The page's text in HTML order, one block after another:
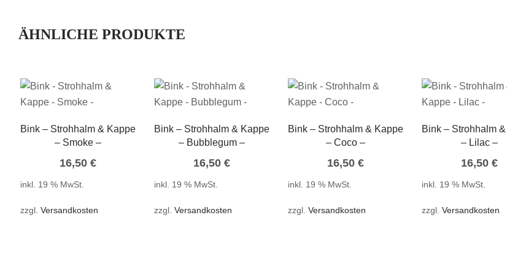
ÄHNLICHE PRODUKTE
Bink – Strohhalm & Kappe
– Smoke –
16,50 €
inkl. 19 % MwSt.
zzgl. Versandkosten
Bink – Strohhalm & Kappe
– Bubblegum –
16,50 €
inkl. 19 % MwSt.
zzgl. Versandkosten
Bink – Strohhalm & Kappe
– Coco –
16,50 €
inkl. 19 % MwSt.
zzgl. Versandkosten
Bink – Strohhalm
– Lilac –
16,50 €
inkl. 19 % MwSt.
zzgl. Versandkosten